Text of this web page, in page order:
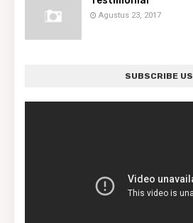
Agustus 23, 2017
SUBSCRIBE US